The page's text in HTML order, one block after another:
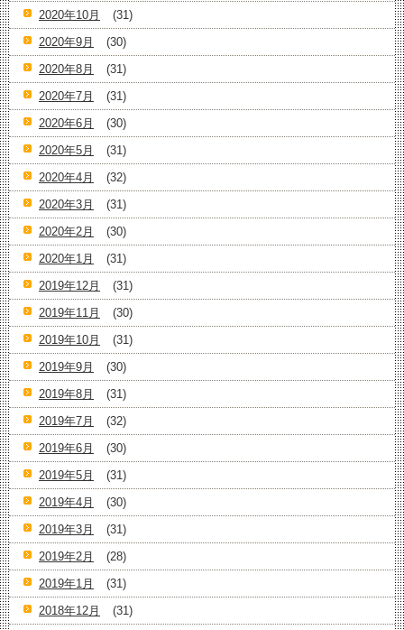
2020年10月
(31)
2020年9月
(30)
2020年8月
(31)
2020年7月
(31)
2020年6月
(30)
2020年5月
(31)
2020年4月
(32)
2020年3月
(31)
2020年2月
(30)
2020年1月
(31)
2019年12月
(31)
2019年11月
(30)
2019年10月
(31)
2019年9月
(30)
2019年8月
(31)
2019年7月
(32)
2019年6月
(30)
2019年5月
(31)
2019年4月
(30)
2019年3月
(31)
2019年2月
(28)
2019年1月
(31)
2018年12月
(31)